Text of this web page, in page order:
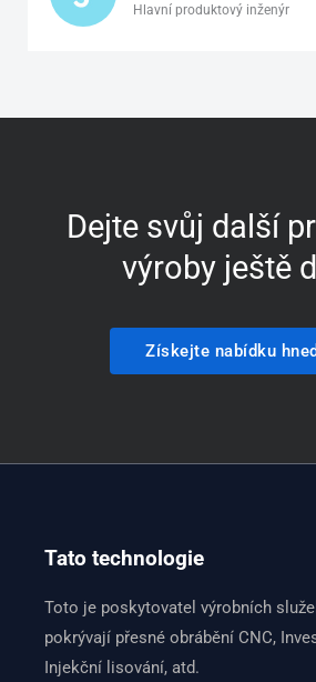
Hlavní produktový inženýr
Dejte svůj další
výroby ještě
Získejte nabídku
Tato technologie
Toto je poskytovatel výrobních
pokrývají přesné obrábění CNC,
Injekční lisování, atd.